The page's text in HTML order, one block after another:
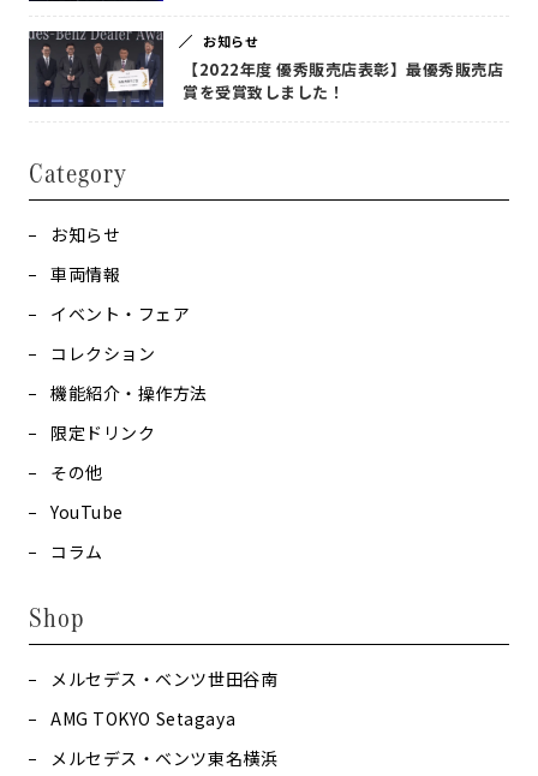
お知らせ
【2022年度 優秀販売店表彰】最優秀販売店
賞を受賞致しました！
Category
お知らせ
車両情報
イベント・フェア
コレクション
機能紹介・操作方法
限定ドリンク
その他
YouTube
コラム
Shop
メルセデス・ベンツ世田谷南
AMG TOKYO Setagaya
メルセデス・ベンツ東名横浜